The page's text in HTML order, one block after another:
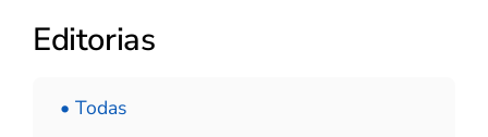
Editorias
• Todas